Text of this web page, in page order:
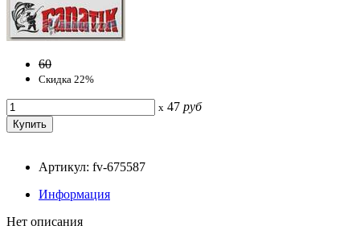
60
Скидка 22%
x 47 руб
Артикул: fv-675587
Информация
Нет описания